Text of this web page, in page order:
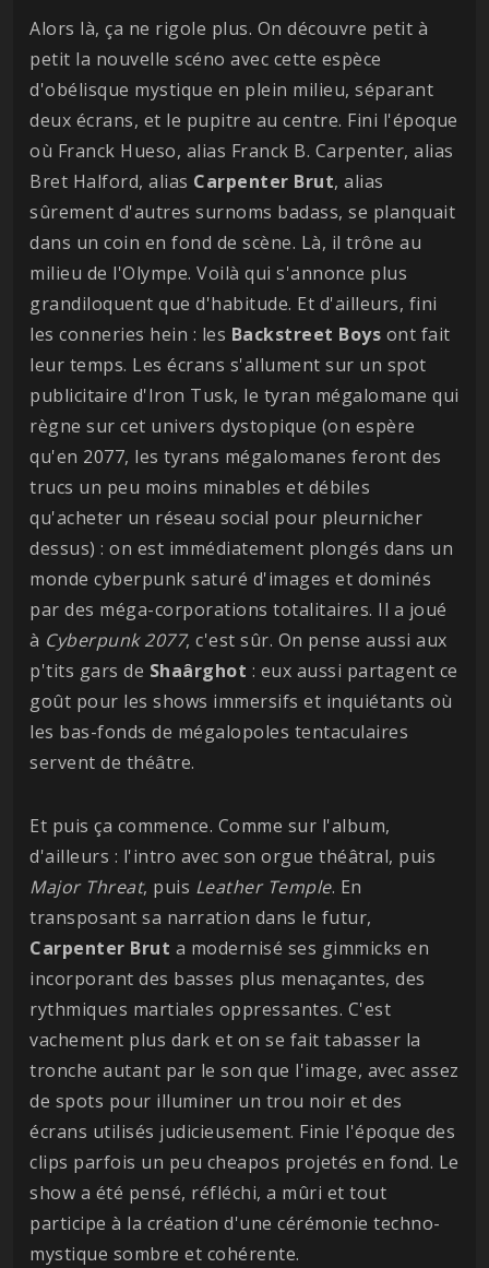
Alors là, ça ne rigole plus. On découvre petit à
petit la nouvelle scéno avec cette espèce
d'obélisque mystique en plein milieu, séparant
deux écrans, et le pupitre au centre. Fini l'époque
où Franck Hueso, alias Franck B. Carpenter, alias
Bret Halford, alias Carpenter Brut, alias
sûrement d'autres surnoms badass, se planquait
dans un coin en fond de scène. Là, il trône au
milieu de l'Olympe. Voilà qui s'annonce plus
grandiloquent que d'habitude. Et d'ailleurs, fini
les conneries hein : les Backstreet Boys ont fait
leur temps. Les écrans s'allument sur un spot
publicitaire d'Iron Tusk, le tyran mégalomane qui
règne sur cet univers dystopique (on espère
qu'en 2077, les tyrans mégalomanes feront des
trucs un peu moins minables et débiles
qu'acheter un réseau social pour pleurnicher
dessus) : on est immédiatement plongés dans un
monde cyberpunk saturé d'images et dominés
par des méga-corporations totalitaires. Il a joué
à Cyberpunk 2077, c'est sûr. On pense aussi aux
p'tits gars de Shaârghot : eux aussi partagent ce
goût pour les shows immersifs et inquiétants où
les bas-fonds de mégalopoles tentaculaires
servent de théâtre.
Et puis ça commence. Comme sur l'album,
d'ailleurs : l'intro avec son orgue théâtral, puis
Major Threat, puis Leather Temple. En
transposant sa narration dans le futur,
Carpenter Brut a modernisé ses gimmicks en
incorporant des basses plus menaçantes, des
rythmiques martiales oppressantes. C'est
vachement plus dark et on se fait tabasser la
tronche autant par le son que l'image, avec assez
de spots pour illuminer un trou noir et des
écrans utilisés judicieusement. Finie l'époque des
clips parfois un peu cheapos projetés en fond. Le
show a été pensé, réfléchi, a mûri et tout
participe à la création d'une cérémonie techno-
mystique sombre et cohérente.